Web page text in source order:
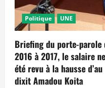
Politique UNE
Briefing du porte-parole
2016 à 2017, le salaire
été revu à la hausse
dixit Amadou Koita